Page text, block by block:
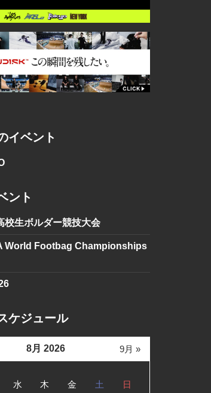
イベント
ント
校生ボルダー競技大会
World Footbag Championships
ケジュール
8月 2026
水 木 金 土 日
9月 »